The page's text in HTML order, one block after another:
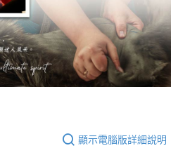
顯示電腦版詳細說明